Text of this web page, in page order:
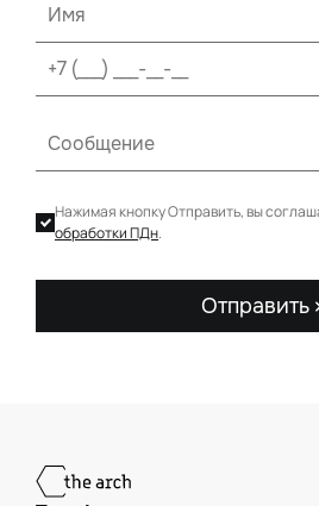
Нажимая кнопку Отправить, вы
обработки ПДн.
Отправить